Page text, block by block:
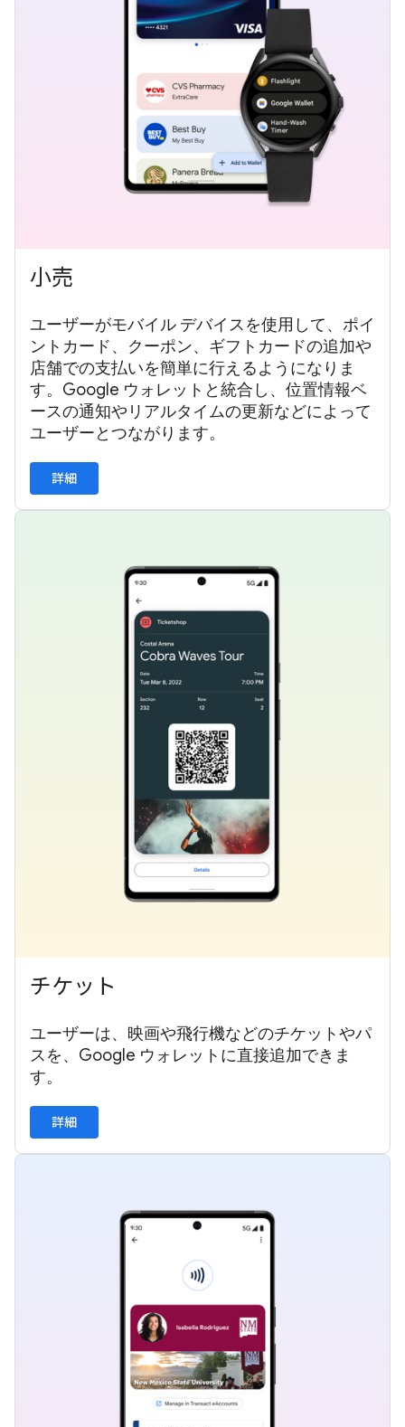
小売
ユーザーがモバイル デバイスを使用して、ポイ
ントカード、クーポン、ギフトカードの追加や
店舗での支払いを簡単に行えるようになりま
す。Google ウォレットと統合し、位置情報ベ
ースの通知やリアルタイムの更新などによって
ユーザーとつながります。
詳細
チケット
ユーザーは、映画や飛行機などのチケットやパ
スを、Google ウォレットに直接追加できま
す。
詳細